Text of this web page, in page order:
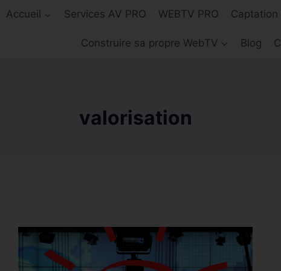
Accueil Services AV PRO WEBTV PRO Captation
Construire sa propre WebTV Blog
valorisation